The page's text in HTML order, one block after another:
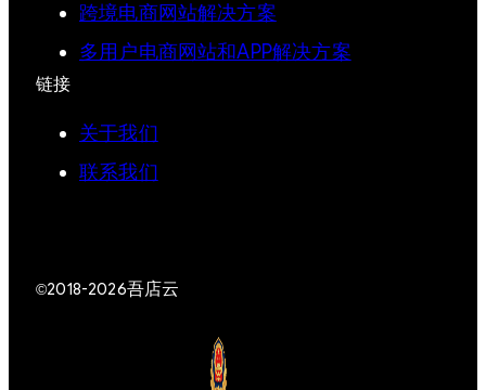
跨境电商网站解决方案
多用户电商网站和APP解决方案
链接
关于我们
联系我们
©2018-2026吾店云